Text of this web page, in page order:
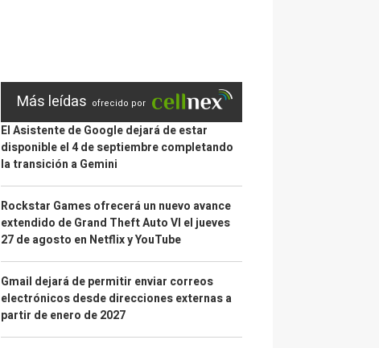
Más leídas ofrecido por
El Asistente de Google dejará de estar
disponible el 4 de septiembre completando
la transición a Gemini
Rockstar Games ofrecerá un nuevo avance
extendido de Grand Theft Auto VI el jueves
27 de agosto en Netflix y YouTube
Gmail dejará de permitir enviar correos
electrónicos desde direcciones externas a
partir de enero de 2027